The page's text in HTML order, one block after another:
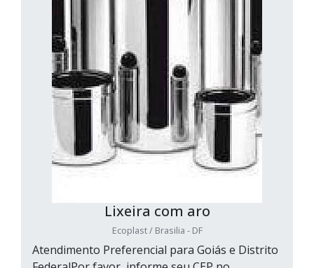
Lixeira com aro
Ecoplast / Brasilia - DF
Atendimento Preferencial para Goiás e Distrito